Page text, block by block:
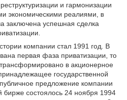
и гармонизации
экономическими реалиями, в
заключена успешная сделка
компании стал 1991 год. В
первая фаза приватизации, то
в акционерное
государственной
предложение компании
состоялось 24 ноября 1994